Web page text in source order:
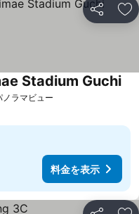
シェア お
ラマビュー
Stadium Guchi料
料金を表示